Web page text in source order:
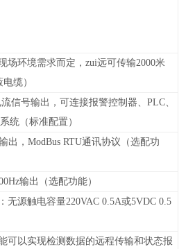
场环境需求而定，zui远可传输2000米
缆）
信号输出，可连接报警控制器、PLC、
统（标准配置）
出， ModBus RTU通讯协议 （选配功
输出（选配功能）
无源触电容量220VAC 0.5A或5VDC 0.5
可以实现检测数据的远程传输和状态报